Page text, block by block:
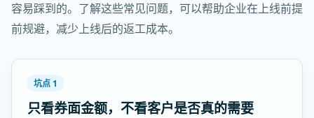
容易踩到的。了解这些常见问题，可以帮助企业在上线前提
前规避，减少上线后的返工成本。
坑点 1
只看券面金额，不看客户是否真的需要